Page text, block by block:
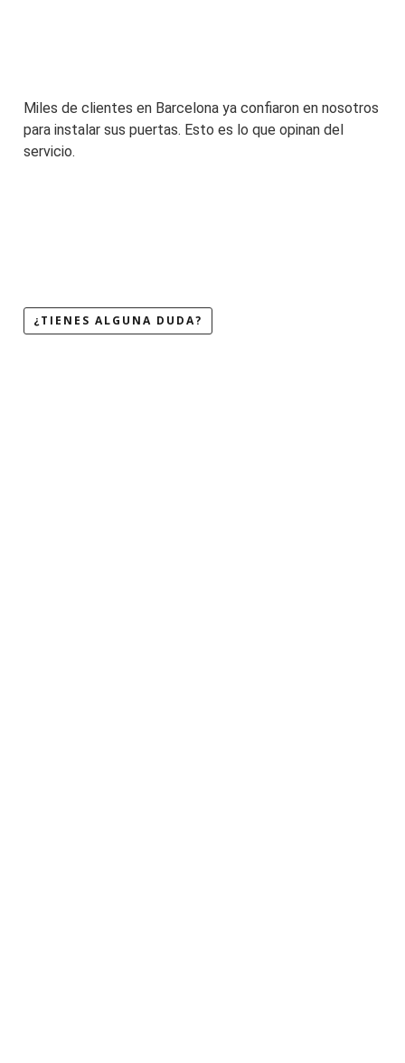
Miles de clientes en Barcelona ya confiaron en nosotros
para instalar sus puertas. Esto es lo que opinan del
servicio.
¿TIENES ALGUNA DUDA?